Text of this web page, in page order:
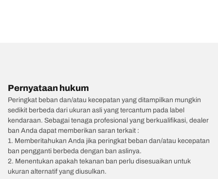
Pernyataan hukum
Peringkat beban dan/atau kecepatan yang ditampilkan mungkin
sedikit berbeda dari ukuran asli yang tercantum pada label
kendaraan. Sebagai tenaga profesional yang berkualifikasi, dealer
ban Anda dapat memberikan saran terkait :
1. Memberitahukan Anda jika peringkat beban dan/atau kecepatan
ban pengganti berbeda dengan ban aslinya.
2. Menentukan apakah tekanan ban perlu disesuaikan untuk
ukuran alternatif yang diusulkan.